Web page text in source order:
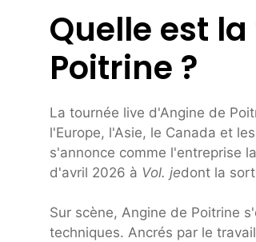
Quelle est
Poitrine ?
La tournée live d'Angine de
l'Europe, l'Asie, le Canada et
s'annonce comme l'entreprise
d'avril 2026 à Vol. jedont la
Sur scène, Angine de Poitrine
techniques. Ancrés par le